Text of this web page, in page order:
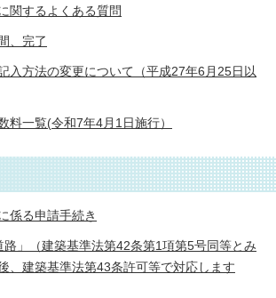
関するよくある質問
、完了
入方法の変更について（平成27年6月25日以
料一覧(令和7年4月1日施行）
係る申請手続き
路」（建築基準法第42条第1項第5号同等とみ
、建築基準法第43条許可等で対応します